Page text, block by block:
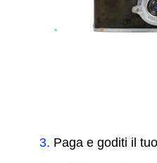
3. Paga e goditi il